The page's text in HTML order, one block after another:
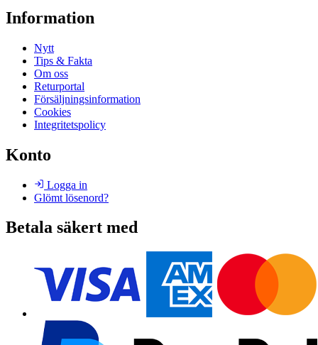
Information
Nytt
Tips & Fakta
Om oss
Returportal
Försäljningsinformation
Cookies
Integritetspolicy
Konto
Logga in
Glömt lösenord?
Betala säkert med